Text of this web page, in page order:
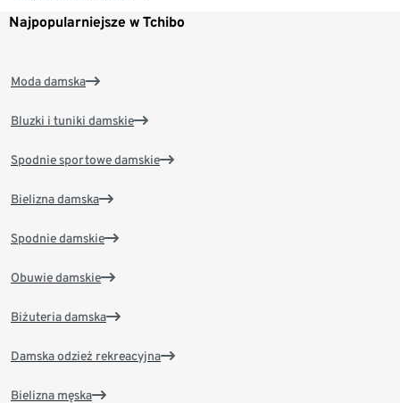
Najpopularniejsze w Tchibo
Moda damska
Bluzki i tuniki damskie
Spodnie sportowe damskie
Bielizna damska
Spodnie damskie
Obuwie damskie
Biżuteria damska
Damska odzież rekreacyjna
Bielizna męska